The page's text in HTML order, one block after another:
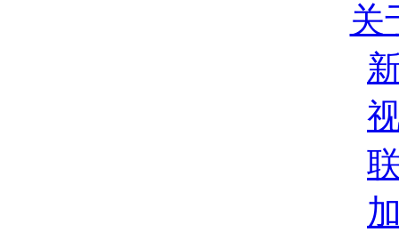
关